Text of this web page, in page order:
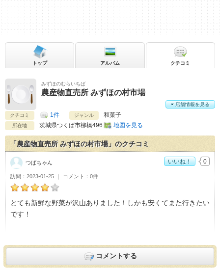
みずほのむらいちば
農産物直売所 みずほの村市場
クチコミ 1件 ジャンル 和菓子
所在地 茨城県つくば市柳橋496 地図を見る
店舗情報を見る
トップ アルバム クチコミ
「農産物直売所 みずほの村市場」のクチコミ
つばちゃんの農産物直売所 みずほの村市場おすすめ度：4
とても新鮮な野菜が沢山ありました！しかも安くてまた行きたい
です！
訪問 2023-01-25 コメント 0件
つばちゃん いいね！ 0
コメントする